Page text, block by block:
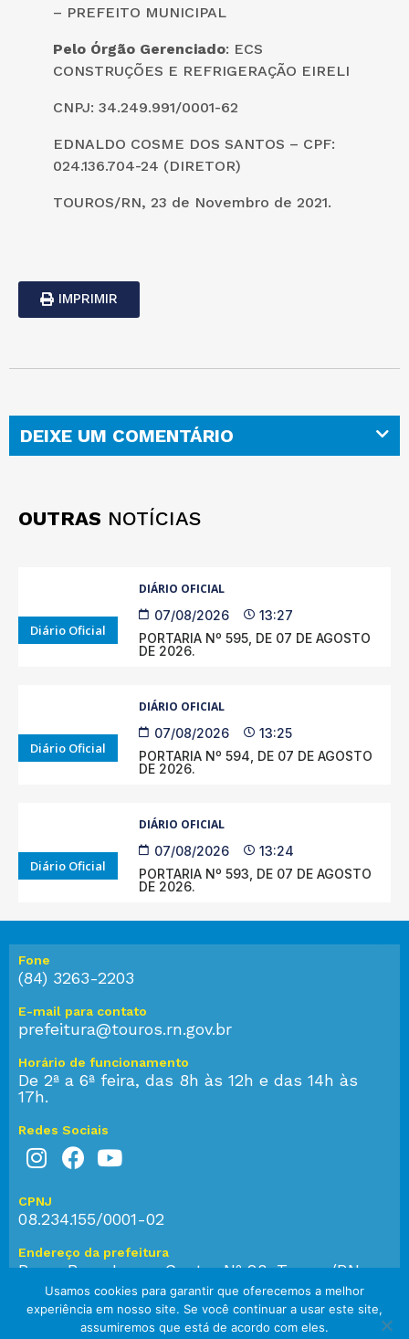
– PREFEITO MUNICIPAL
Pelo Órgão Gerenciado: ECS
CONSTRUÇÕES E REFRIGERAÇÃO EIRELI
CNPJ: 34.249.991/0001-62
EDNALDO COSME DOS SANTOS – CPF:
024.136.704-24 (DIRETOR)
TOUROS/RN, 23 de Novembro de 2021.
IMPRIMIR
DEIXE UM COMENTÁRIO
OUTRAS NOTÍCIAS
Diário Oficial
DIÁRIO OFICIAL
07/08/2026
13:27
PORTARIA Nº 595, DE 07 DE AGOSTO
DE 2026.
Diário Oficial
DIÁRIO OFICIAL
07/08/2026
13:25
PORTARIA Nº 594, DE 07 DE AGOSTO
DE 2026.
Diário Oficial
DIÁRIO OFICIAL
07/08/2026
13:24
PORTARIA Nº 593, DE 07 DE AGOSTO
DE 2026.
Fone
(84) 3263-2203
E-mail para contato
prefeitura@touros.rn.gov.br
Horário de funcionamento
De 2ª a 6ª feira, das 8h às 12h e das 14h às
17h.
Redes Sociais
CPNJ
08.234.155/0001-02
Endereço da prefeitura
Praça Bom Jesus, Centro Nº 28, Touros/RN,
CEP: 59.584-000
Usamos cookies para garantir que oferecemos a melhor
experiência em nosso site. Se você continuar a usar este site,
assumiremos que está de acordo com eles.